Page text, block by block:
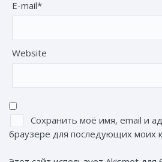
E-mail*
Website
Сохранить моё имя, email и
браузере для последующих моих